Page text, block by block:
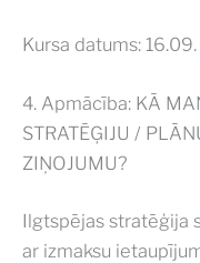
Kursa datums: 16.09.
4. Apmācība: KĀ
STRATĒĢIJU /
ZIŅOJUMU?
Ilgtspējas stratēģija
ar izmaksu